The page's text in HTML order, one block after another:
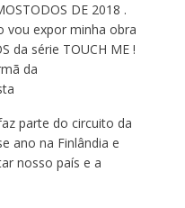
DE 2018 .
vou expor minha obra
da série TOUCH ME !
da
parte do circuito da
ano na Finlândia e
nosso país e a